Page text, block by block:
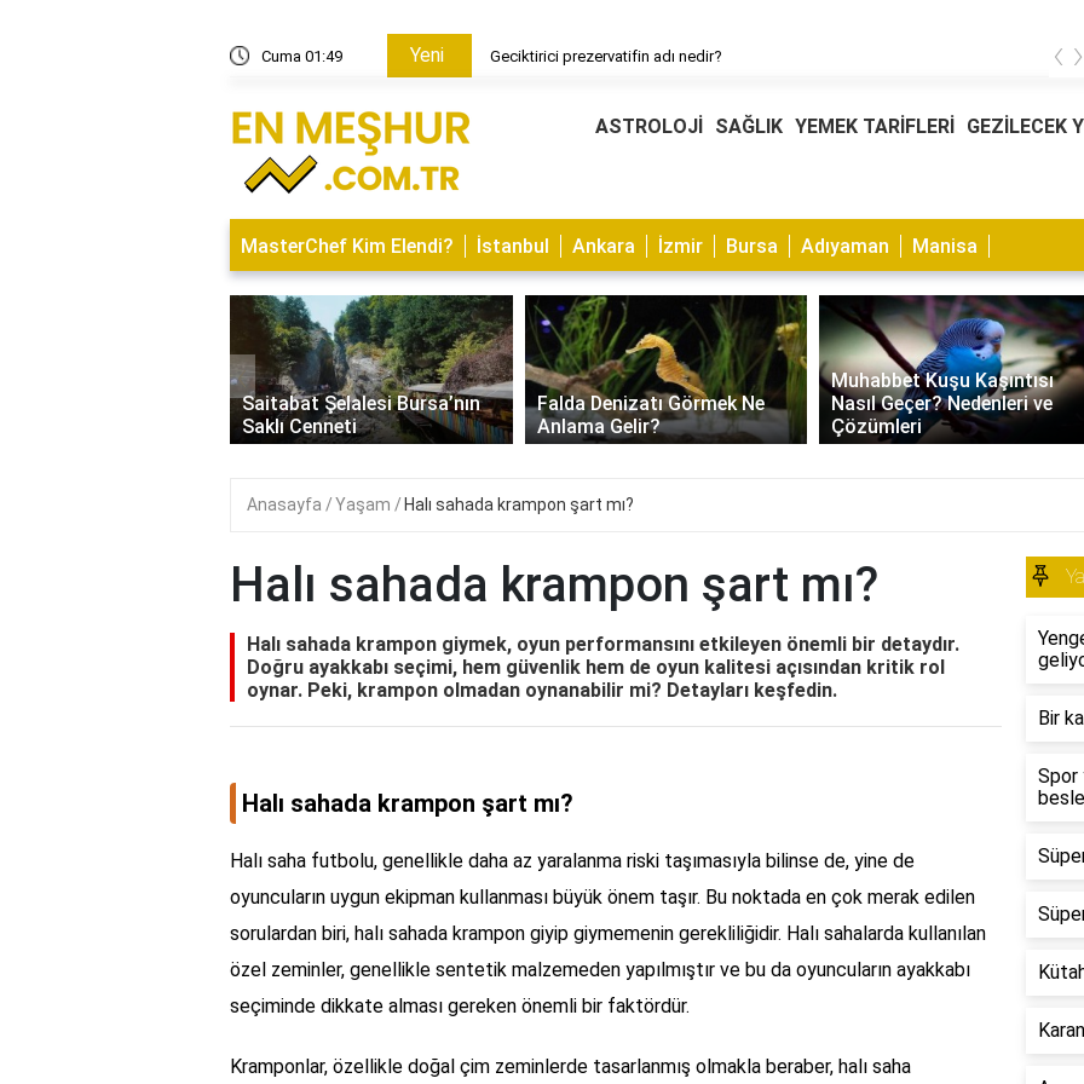
Cuma 01:49 Yeni Geciktirici prezervatifin adı nedir? ‹ ›
ASTROLOJİ SAĞLIK YEMEK TARİFLERİ GEZİLECEK
MasterChef Kim Elendi? İstanbul Ankara İzmir Bursa Adıyaman Manisa
Saitabat Şelalesi Bursa’nın
Saklı Cenneti
Falda Denizatı Görmek Ne
Anlama Gelir?
Muhabbet Kuşu Kaşıntısı
Nasıl Geçer? Nedenleri ve
Çözümleri
‹
Anasayfa Yaşam Halı sahada krampon şart mı?
Halı sahada krampon şart mı?
Halı sahada krampon giymek, oyun performansını etkileyen önemli bir detaydır.
Doğru ayakkabı seçimi, hem güvenlik hem de oyun kalitesi açısından kritik rol
oynar. Peki, krampon olmadan oynanabilir mi? Detayları keşfedin.
Halı sahada krampon şart mı?
Halı saha futbolu, genellikle daha az yaralanma riski taşımasıyla bilinse de, yine de
oyuncuların uygun ekipman kullanması büyük önem taşır. Bu noktada en çok merak edilen
sorulardan biri, halı sahada krampon giyip giymemenin gerekliliğidir. Halı sahalarda kullanılan
özel zeminler, genellikle sentetik malzemeden yapılmıştır ve bu da oyuncuların ayakkabı
seçiminde dikkate alması gereken önemli bir faktördür.
Kramponlar, özellikle doğal çim zeminlerde tasarlanmış olmakla beraber, halı saha
Bir
Spor